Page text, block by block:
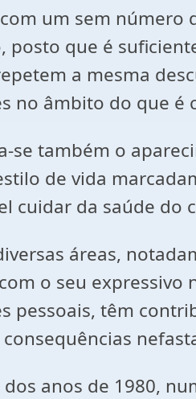
um sem número
que é
a mesma
no âmbito do que é
se também o
de vida
cuidar da saúde do
áreas,
o seu
pessoais, têm
anos de 1980,